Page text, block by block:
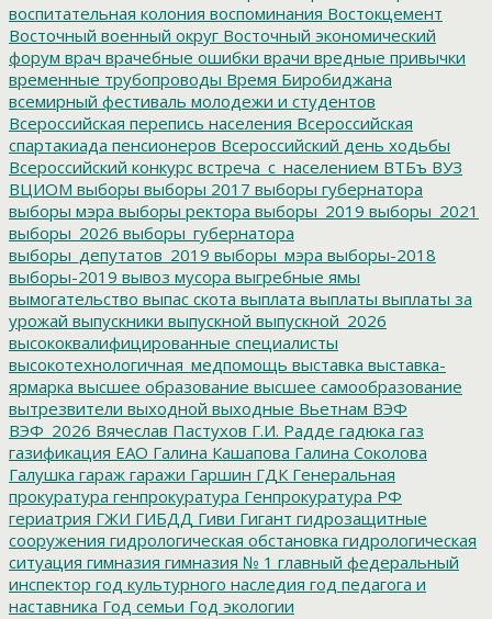
воспитательная колония воспоминания Востокцемент
Восточный военный округ Восточный экономический
форум врач врачебные ошибки врачи вредные привычки
временные трубопроводы Время Биробиджана
всемирный фестиваль молодежи и студентов
Всероссийская перепись населения Всероссийская
спартакиада пенсионеров Всероссийский день ходьбы
Всероссийский конкурс встреча_с_населением ВТБъ ВУЗ
ВЦИОМ выборы выборы 2017 выборы губернатора
выборы мэра выборы ректора выборы_2019 выборы_2021
выборы_2026 выборы_губернатора
выборы_депутатов_2019 выборы_мэра выборы-2018
выборы-2019 вывоз мусора выгребные ямы
вымогательство выпас скота выплата выплаты выплаты за
урожай выпускники выпускной выпускной_2026
высококвалифицированные специалисты
высокотехнологичная_медпомощь выставка выставка-
ярмарка высшее образование высшее самообразование
вытрезвители выходной выходные Вьетнам ВЭФ
ВЭФ_2026 Вячеслав Пастухов Г.И. Радде гадюка газ
газификация ЕАО Галина Кашапова Галина Соколова
Галушка гараж гаражи Гаршин ГДК Генеральная
прокуратура генпрокуратура Генпрокуратура РФ
гериатрия ГЖИ ГИБДД Гиви Гигант гидрозащитные
сооружения гидрологическая обстановка гидрологическая
ситуация гимназия гимназия № 1 главный федеральный
инспектор год культурного наследия год педагога и
наставника Год семьи Год экологии